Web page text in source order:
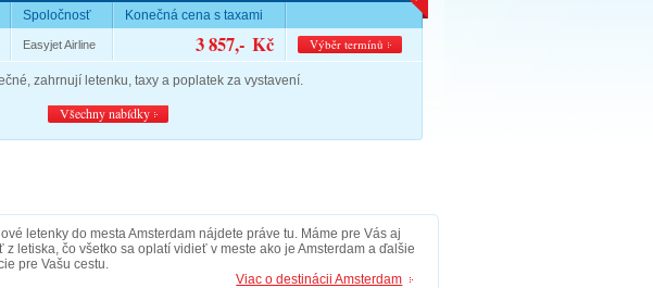
Spoločnosť Konečná cena s taxami
Easyjet Airline 3 857,- Kč Výběr termínů
zahrnují letenku, taxy a poplatek za vystavení.
Všechny nabídky
letenky do mesta Amsterdam nájdete práve tu. Máme pre Vás aj
z letiska, čo všetko sa oplatí vidieť v meste ako je Amsterdam a ďalšie
pre Vašu cestu.
Viac o destinácii Amsterdam